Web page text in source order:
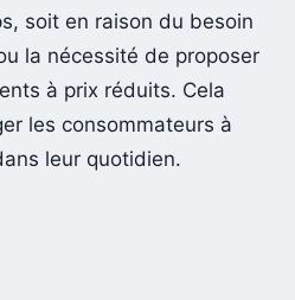
soit en raison du besoin
la nécessité de proposer
à prix réduits. Cela
les consommateurs à
leur quotidien.